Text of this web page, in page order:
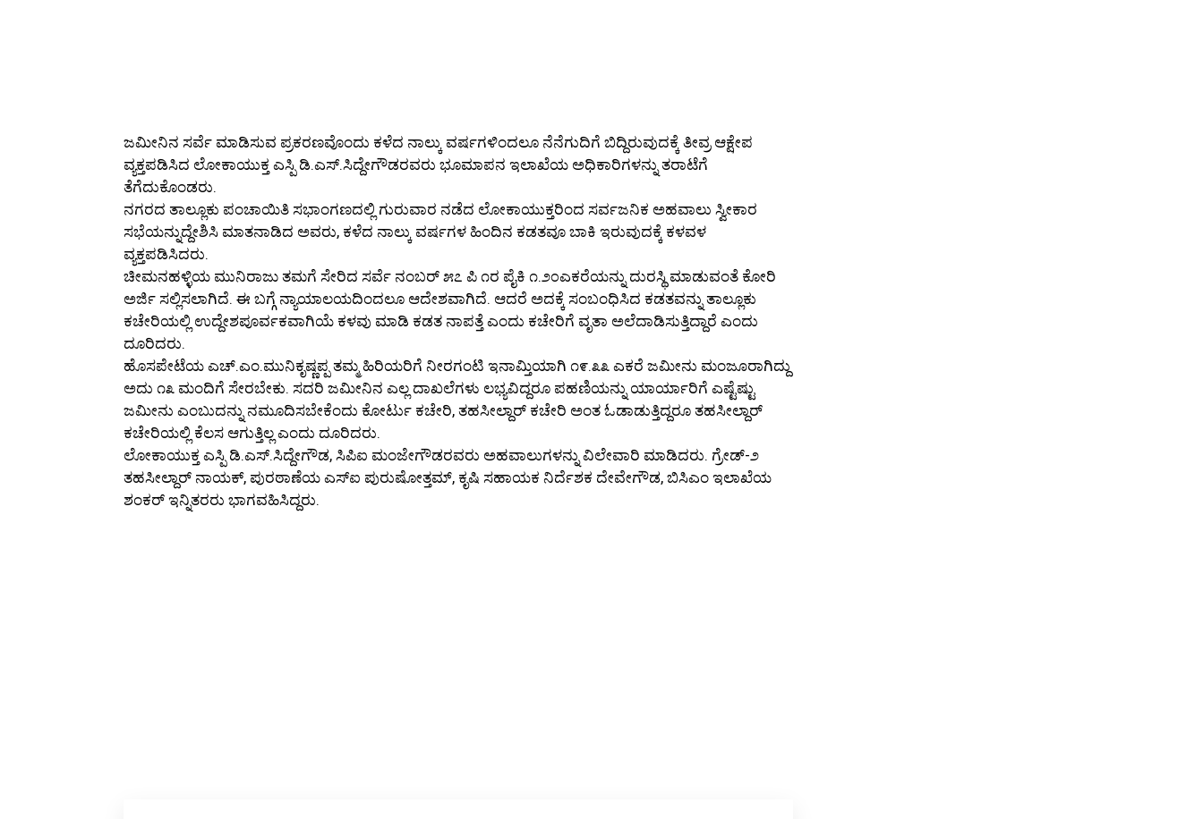
ಜಮೀನಿನ ಸರ್ವೆ ಮಾಡಿಸುವ ಪ್ರಕರಣವೊಂದು ಕಳೆದ ನಾಲ್ಕು ವರ್ಷಗಳಿಂದಲೂ ನೆನೆಗುದಿಗೆ ಬಿದ್ದಿರುವುದಕ್ಕೆ ತೀವ್ರ ಆಕ್ಷೇಪ
ವ್ಯಕ್ತಪಡಿಸಿದ ಲೋಕಾಯುಕ್ತ ಎಸ್ಪಿ ಡಿ.ಎಸ್.ಸಿದ್ದೇಗೌಡರವರು ಭೂಮಾಪನ ಇಲಾಖೆಯ ಅಧಿಕಾರಿಗಳನ್ನು ತರಾಟೆಗೆ
ತೆಗೆದುಕೊಂಡರು.
ನಗರದ ತಾಲ್ಲೂಕು ಪಂಚಾಯಿತಿ ಸಭಾಂಗಣದಲ್ಲಿ ಗುರುವಾರ ನಡೆದ ಲೋಕಾಯುಕ್ತರಿಂದ ಸರ್ವಜನಿಕ ಅಹವಾಲು ಸ್ವೀಕಾರ
ಸಭೆಯನ್ನುದ್ದೇಶಿಸಿ ಮಾತನಾಡಿದ ಅವರು, ಕಳೆದ ನಾಲ್ಕು ವರ್ಷಗಳ ಹಿಂದಿನ ಕಡತವೂ ಬಾಕಿ ಇರುವುದಕ್ಕೆ ಕಳವಳ
ವ್ಯಕ್ತಪಡಿಸಿದರು.
ಚೀಮನಹಳ್ಳಿಯ ಮುನಿರಾಜು ತಮಗೆ ಸೇರಿದ ಸರ್ವೆ ನಂಬರ್ ೫೭ ಪಿ ೧ರ ಪೈಕಿ ೧.೨೦ಎಕರೆಯನ್ನು ದುರಸ್ಥಿ ಮಾಡುವಂತೆ ಕೋರಿ
ಅರ್ಜಿ ಸಲ್ಲಿಸಲಾಗಿದೆ. ಈ ಬಗ್ಗೆ ನ್ಯಾಯಾಲಯದಿಂದಲೂ ಆದೇಶವಾಗಿದೆ. ಆದರೆ ಅದಕ್ಕೆ ಸಂಬಂಧಿಸಿದ ಕಡತವನ್ನು ತಾಲ್ಲೂಕು
ಕಚೇರಿಯಲ್ಲಿ ಉದ್ದೇಶಪೂರ್ವಕವಾಗಿಯೆ ಕಳವು ಮಾಡಿ ಕಡತ ನಾಪತ್ತೆ ಎಂದು ಕಚೇರಿಗೆ ವೃತಾ ಅಲೆದಾಡಿಸುತ್ತಿದ್ದಾರೆ ಎಂದು
ದೂರಿದರು.
ಹೊಸಪೇಟೆಯ ಎಚ್.ಎಂ.ಮುನಿಕೃಷ್ಣಪ್ಪ ತಮ್ಮ ಹಿರಿಯರಿಗೆ ನೀರಗಂಟಿ ಇನಾಮ್ತಿಯಾಗಿ ೧೯.೩೩ ಎಕರೆ ಜಮೀನು ಮಂಜೂರಾಗಿದ್ದು
ಅದು ೧೩ ಮಂದಿಗೆ ಸೇರಬೇಕು. ಸದರಿ ಜಮೀನಿನ ಎಲ್ಲ ದಾಖಲೆಗಳು ಲಭ್ಯವಿದ್ದರೂ ಪಹಣಿಯನ್ನು ಯಾರ್ಯಾರಿಗೆ ಎಷ್ಟೆಷ್ಟು
ಜಮೀನು ಎಂಬುದನ್ನು ನಮೂದಿಸಬೇಕೆಂದು ಕೋರ್ಟು ಕಚೇರಿ, ತಹಸೀಲ್ದಾರ್ ಕಚೇರಿ ಅಂತ ಓಡಾಡುತ್ತಿದ್ದರೂ ತಹಸೀಲ್ದಾರ್
ಕಚೇರಿಯಲ್ಲಿ ಕೆಲಸ ಆಗುತ್ತಿಲ್ಲ ಎಂದು ದೂರಿದರು.
ಲೋಕಾಯುಕ್ತ ಎಸ್ಪಿ ಡಿ.ಎಸ್.ಸಿದ್ದೇಗೌಡ, ಸಿಪಿಐ ಮಂಜೇಗೌಡರವರು ಅಹವಾಲುಗಳನ್ನು ವಿಲೇವಾರಿ ಮಾಡಿದರು. ಗ್ರೇಡ್-೨
ತಹಸೀಲ್ದಾರ್ ನಾಯಕ್, ಪುರಠಾಣೆಯ ಎಸ್ಐ ಪುರುಷೋತ್ತಮ್, ಕೃಷಿ ಸಹಾಯಕ ನಿರ್ದೆಶಕ ದೇವೇಗೌಡ, ಬಿಸಿಎಂ ಇಲಾಖೆಯ
ಶಂಕರ್ ಇನ್ನಿತರರು ಭಾಗವಹಿಸಿದ್ದರು.